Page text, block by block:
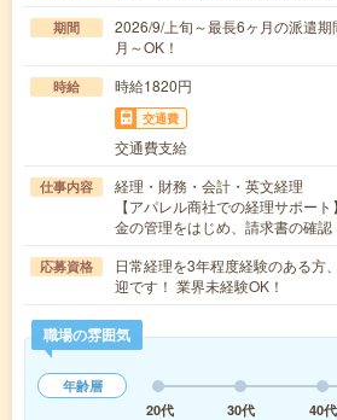
期間
2026/9/上旬～最長6ヶ月の派遣
月～OK！
時給 時給1820円
交通費
交通費支給
仕事内容
経理・財務・会計・英文経理
【アパレル商社での経理サポー
金の管理をはじめ、請求書の確
応募資格
日常経理を3年程度経験のある方
迎です！ 業界未経験OK！
職場の雰囲気
年齢層
20代
30代 40代